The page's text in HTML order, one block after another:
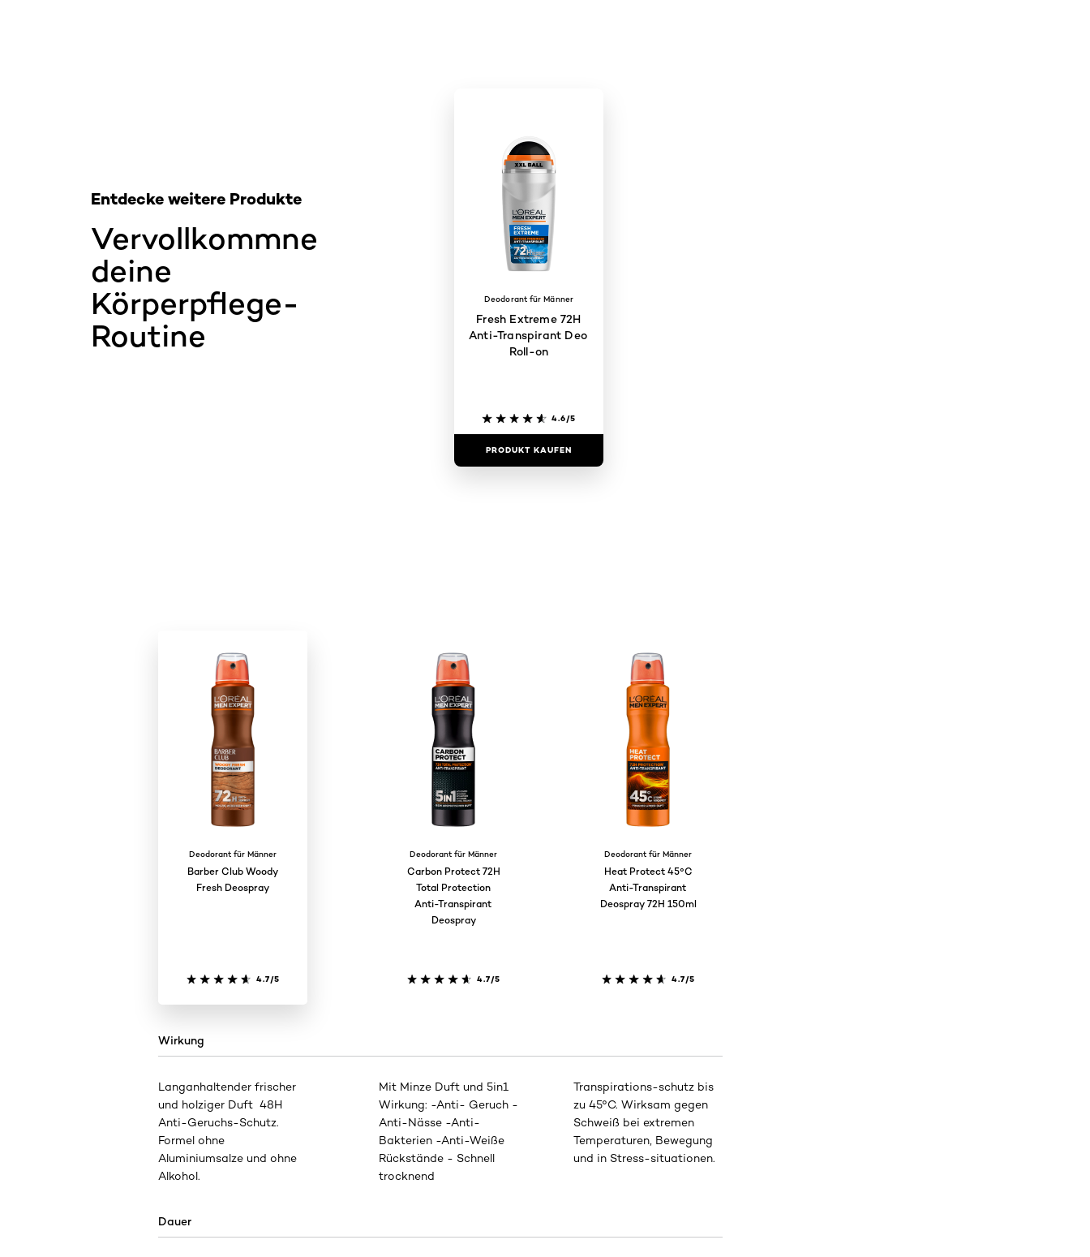
Vervollkommne
deine
Körperpflege-
Routine
Entdecke weitere Produkte
Deodorant für Männer
Fresh Extreme 72H
Anti-Transpirant Deo
Roll-on
4.6/5
PRODUKT KAUFEN
Deodorant für Männer
Barber Club Woody
Fresh Deospray
4.7/5
Wirkung
Langanhaltender frischer
und holziger Duft ​ 48H
Anti-Geruchs-Schutz.
Formel ohne
Aluminiumsalze und ohne
Alkohol.
Dauer
Deodorant für Männer
Carbon Protect 72H
Total Protection
Anti-Transpirant
Deospray
4.7/5
Mit Minze Duft und 5in1
Wirkung: -Anti- Geruch -
Anti-Nässe​ -Anti-
Bakterien -Anti-Weiße
Rückstände - Schnell
trocknend
Deodorant für Männer
Heat Protect 45°C
Anti-Transpirant
Deospray 72H 150ml
4.7/5
Transpirations-schutz bis
zu 45°C. Wirksam gegen
Schweiß bei extremen
Temperaturen, Bewegung
und in Stress-situationen.​